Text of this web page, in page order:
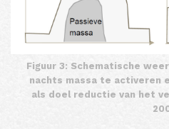
Figuur 3: Schematische
nachts massa te activeren
als doel reductie van het